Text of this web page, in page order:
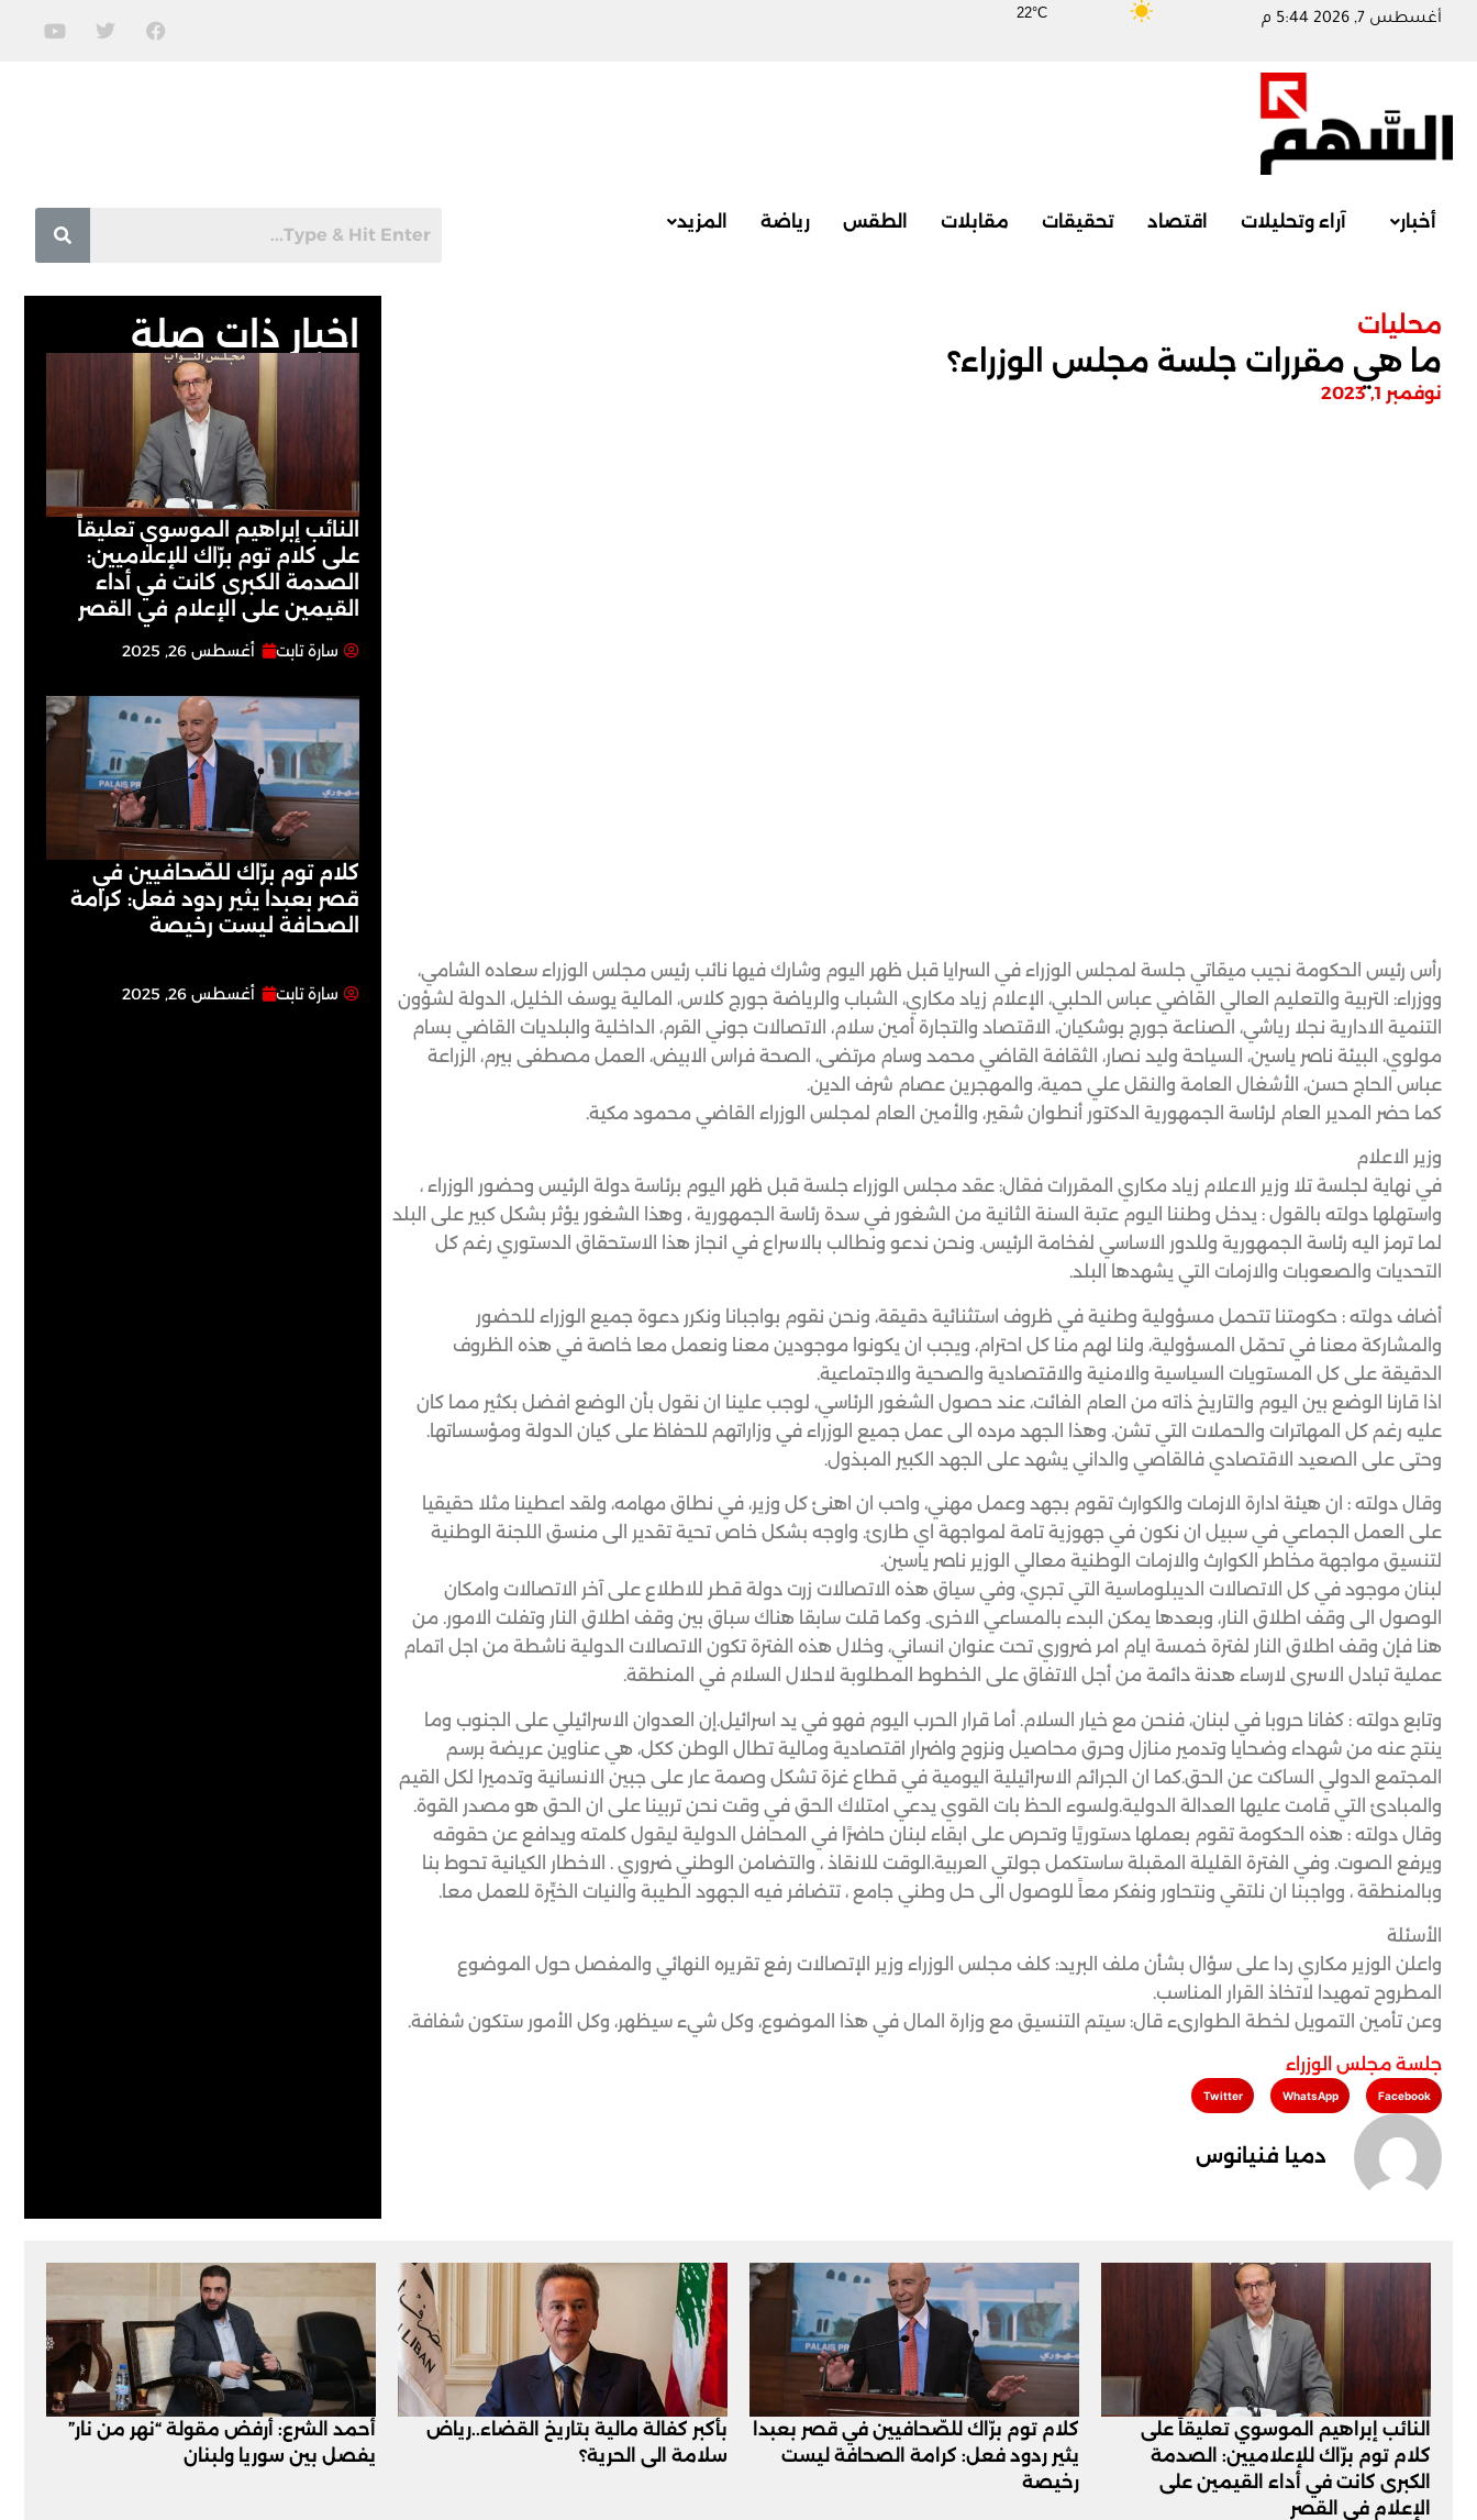
22°C أغسطس 7, 2026 5:44 م
أخبار آراء وتحليلات اقتصاد تحقيقات مقابلات الطقس رياضة المزيد
اخبار ذات صلة
النائب إبراهيم الموسوي تعليقاً
على كلام توم برّاك للإعلاميين:
الصدمة الكبرى كانت في أداء
القيمين على ‏الإعلام في القصر
سارة تابت أغسطس 26, 2025
كلام توم برّاك للصّحافيين في
قصر بعبدا يثير ردود فعل: كرامة
الصحافة ليست رخيصة
سارة تابت أغسطس 26, 2025
محليات
ما هي مقررات جلسة مجلس الوزراء؟
نوفمبر 1, 2023
رأس رئيس الحكومة نجيب ميقاتي جلسة لمجلس الوزراء في السرايا قبل ظهر اليوم وشارك فيها نائب رئيس مجلس الوزراء سعاده الشامي،
ووزراء: التربية والتعليم العالي القاضي عباس الحلبي، الإعلام زياد مكاري، الشباب والرياضة جورج كلاس، المالية يوسف الخليل، الدولة لشؤون
التنمية الادارية نجلا رياشي، الصناعة جورج بوشكيان، الاقتصاد والتجارة أمين سلام، الاتصالات جوني القرم، الداخلية والبلديات القاضي بسام
مولوي، البيئة ناصر ياسين، السياحة وليد نصار، الثقافة القاضي محمد وسام مرتضى، الصحة فراس الابيض، العمل مصطفى بيرم، الزراعة
عباس الحاج حسن، الأشغال العامة والنقل علي حمية، والمهجرين عصام شرف الدين.
كما حضر المدير العام لرئاسة الجمهورية الدكتور أنطوان شقير، والأمين العام لمجلس الوزراء القاضي محمود مكية.
وزير الاعلام
في نهاية لجلسة تلا وزير الاعلام زياد مكاري المقررات فقال: عقد مجلس الوزراء جلسة قبل ظهر اليوم برئاسة دولة الرئيس وحضور الوزراء ،
واستهلها دولته بالقول : يدخل وطننا اليوم عتبة السنة الثانية من الشغور في سدة رئاسة الجمهورية ، وهذا الشغور يؤثر بشكل كبير على البلد
لما ترمز اليه رئاسة الجمهورية وللدور الاساسي لفخامة الرئيس. ونحن ندعو ونطالب بالاسراع في انجاز هذا الاستحقاق الدستوري رغم كل
التحديات والصعوبات والازمات التي يشهدها البلد.
أضاف دولته : حكومتنا تتحمل مسؤولية وطنية في ظروف استثنائية دقيقة، ونحن نقوم بواجبانا ونكرر دعوة جميع الوزراء للحضور
والمشاركة معنا في تحمّل المسؤولية، ولنا لهم منا كل احترام، ويجب ان يكونوا موجودين معنا ونعمل معا خاصة في هذه الظروف
الدقيقة على كل المستويات السياسية والامنية والاقتصادية والصحية والاجتماعية.
اذا قارنا الوضع بين اليوم والتاريخ ذاته من العام الفائت، عند حصول الشغور الرئاسي، لوجب علينا ان نقول بأن الوضع افضل بكثير مما كان
عليه رغم كل المهاترات والحملات التي تشن. وهذا الجهد مرده الى عمل جميع الوزراء في وزاراتهم للحفاظ على كيان الدولة ومؤسساتها.
وحتى على الصعيد الاقتصادي فالقاصي والداني يشهد على الجهد الكبير المبذول.
وقال دولته : ان هيئة ادارة الازمات والكوارث تقوم بجهد وعمل مهني، واحب ان اهنئ كل وزير، في نطاق مهامه، ولقد اعطينا مثلا حقيقيا
على العمل الجماعي في سبيل ان نكون في جهوزية تامة لمواجهة اي طارئ. واوجه بشكل خاص تحية تقدير الى منسق اللجنة الوطنية
لتنسيق مواجهة مخاطر الكوارث والازمات الوطنية معالي الوزير ناصر ياسين.
لبنان موجود في كل الاتصالات الديبلوماسية التي تجري، وفي سياق هذه الاتصالات زرت دولة قطر للاطلاع على آخر الاتصالات وامكان
الوصول الى وقف اطلاق النار، وبعدها يمكن البدء بالمساعي الاخرى. وكما قلت سابقا هناك سباق بين وقف اطلاق النار وتفلت الامور. من
هنا فإن وقف اطلاق النار لفترة خمسة ايام امر ضروري تحت عنوان انساني، وخلال هذه الفترة تكون الاتصالات الدولية ناشطة من اجل اتمام
عملية تبادل الاسرى لارساء هدنة دائمة من أجل الاتفاق على الخطوط المطلوبة لاحلال السلام في المنطقة.
وتابع دولته : كفانا حروبا في لبنان، فنحن مع خيار السلام. أما قرار الحرب اليوم فهو في يد اسرائيل.إن العدوان الاسرائيلي على الجنوب وما
ينتج عنه من شهداء وضحايا وتدمير منازل وحرق محاصيل ونزوح واضرار اقتصادية ومالية تطال الوطن ككل، هي عناوين عريضة برسم
المجتمع الدولي الساكت عن الحق.كما ان الجرائم الاسرائيلية اليومية في قطاع غزة تشكل وصمة عار على جبين الانسانية وتدميرا لكل القيم
والمبادئ التي قامت عليها العدالة الدولية.ولسوء الحظ بات القوي يدعي امتلاك الحق في وقت نحن تربينا على ان الحق هو مصدر القوة.
وقال دولته : هذه الحكومة تقوم بعملها دستوريًا وتحرص على ابقاء لبنان حاضرًا في المحافل الدولية ليقول كلمته ويدافع عن حقوقه
ويرفع الصوت. وفي الفترة القليلة المقبلة ساستكمل جولتي العربية.الوقت للانقاذ ، والتضامن الوطني ضروري . الاخطار الكيانية تحوط بنا
وبالمنطقة ، وواجبنا ان نلتقي ونتحاور ونفكر معاً للوصول الى حل وطني جامع ، تتضافر فيه الجهود الطيبة والنيات الخيِّرة للعمل معا.
الأسئلة
واعلن الوزير مكاري ردا على سؤال بشأن ملف البريد: كلف مجلس الوزراء وزير الإتصالات رفع تقريره النهائي والمفصل حول الموضوع
المطروح تمهيدا لاتخاذ القرار المناسب.
وعن تأمين التمويل لخطة الطوارىء قال: سيتم التنسيق مع وزارة المال في هذا الموضوع، وكل شيء سيظهر، وكل الأمور ستكون شفافة.
جلسة مجلس الوزراء
Facebook
WhatsApp
Twitter
دميا فنيانوس
النائب إبراهيم الموسوي تعليقاً على
كلام توم برّاك للإعلاميين: الصدمة
الكبرى كانت في أداء القيمين على
‏الإعلام في القصر
كلام توم برّاك للصّحافيين في قصر بعبدا
يثير ردود فعل: كرامة الصحافة ليست
رخيصة
بأكبر كفالة مالية بتاريخ القضاء..رياض
سلامة الى الحرية؟
أحمد الشرع: أرفض مقولة “نهر من نار”
يفصل بين سوريا ولبنان